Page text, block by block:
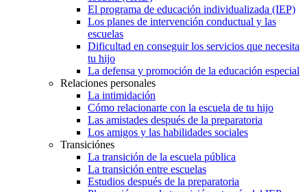
El programa de educación individualizada (IEP)
Los planes de intervención conductual y las
escuelas
Dificultad en conseguir los servicios que necesita
tu hijo
La defensa y promoción de la educación especial
Relaciones personales
La intimidación
Cómo relacionarte con la escuela de tu hijo
Las amistades después de la preparatoria
Los amigos y las habilidades sociales
Transiciónes
La transición de la escuela pública
La transición entre escuelas
Estudios después de la preparatoria